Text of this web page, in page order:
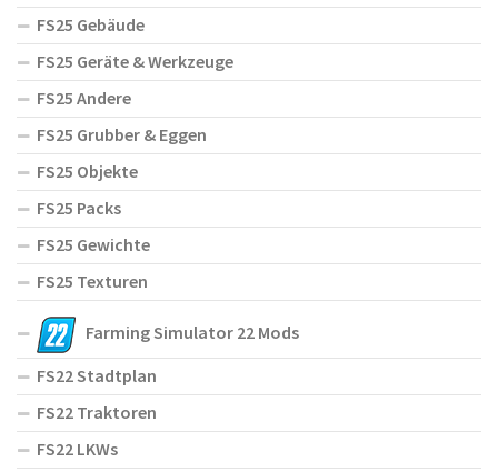
FS25 Gebäude
FS25 Geräte & Werkzeuge
FS25 Andere
FS25 Grubber & Eggen
FS25 Objekte
FS25 Packs
FS25 Gewichte
FS25 Texturen
Farming Simulator 22 Mods
FS22 Stadtplan
FS22 Traktoren
FS22 LKWs